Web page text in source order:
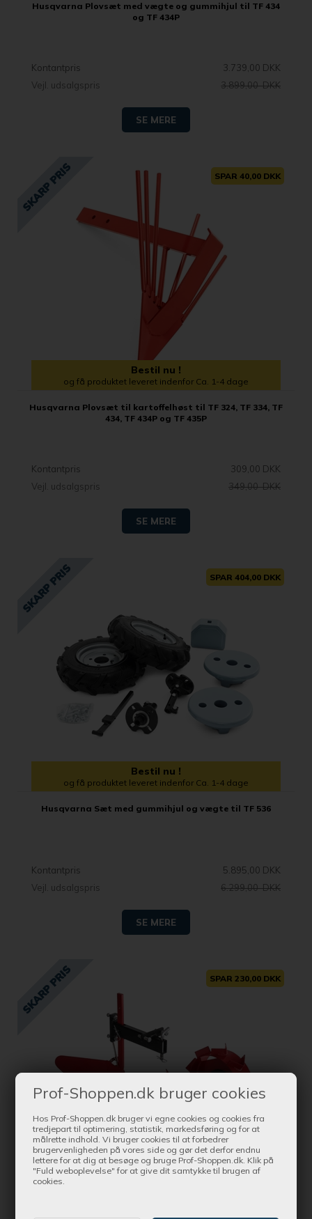
Prof-Shoppen.dk bruger cookies
Hos Prof-Shoppen.dk bruger vi egne cookies og cookies fra
tredjepart til optimering, statistik, markedsføring og for at
målrette indhold. Vi bruger cookies til at forbedrer
brugervenligheden på vores side og gør det derfor endnu
lettere for at dig at besøge og bruge Prof-Shoppen.dk. Klik på
"Fuld weboplevelse" for at give dit samtykke til brugen af
cookies.
Husqvarna Plovsæt med vægte og gummihjul til TF 434
og TF 434P
Kontantpris
3.739,00 DKK
Vejl. udsalgspris
3.899,00 DKK
SE MERE
SPAR 40,00 DKK
Bestil nu !
og få produktet leveret indenfor Ca. 1-4 dage
Husqvarna Plovsæt til kartoffelhøst til TF 324, TF 334, TF
434, TF 434P og TF 435P
Kontantpris
309,00 DKK
Vejl. udsalgspris
349,00 DKK
SE MERE
SPAR 404,00 DKK
Bestil nu !
og få produktet leveret indenfor Ca. 1-4 dage
Husqvarna Sæt med gummihjul og vægte til TF 536
Kontantpris
5.895,00 DKK
Vejl. udsalgspris
6.299,00 DKK
SE MERE
SPAR 230,00 DKK
Bestil nu !
og få produktet leveret indenfor Ca. 1-4 dage